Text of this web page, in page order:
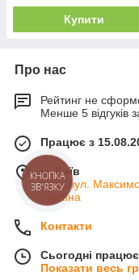
Купити
Про нас
Рейтинг не
Менше 5 відгуків
Працює з
м. Київ
Київ, вул.
Україна
Контакти
Сьогодні
Показати весь
КНОПКА
ЗВ'ЯЗКУ